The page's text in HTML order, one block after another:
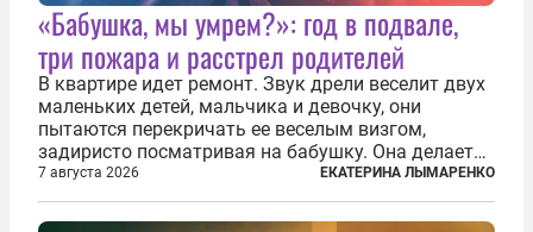
«Бабушка, мы умрем?»: год в подвале,
три пожара и расстрел родителей
В квартире идет ремонт. Звук дрели веселит двух
маленьких детей, мальчика и девочку, они
пытаются перекричать ее веселым визгом,
задиристо посматривая на бабушку. Она делает
им замечание, но внуки чувствуют, что она
сердится невсерьез. И это правда: дрель, конечно,
сверлит противно, но всё...
7 августа 2026 ЕКАТЕРИНА ЛЫМАРЕНКО